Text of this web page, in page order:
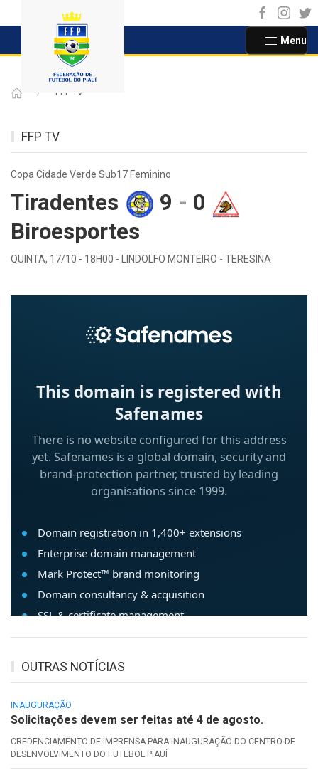
Menu
FFP TV
FFP TV
Copa Cidade Verde Sub17 Feminino
Tiradentes 9 - 0
Biroesportes
QUINTA, 17/10 - 18H00 - LINDOLFO MONTEIRO - TERESINA
OUTRAS NOTÍCIAS
INAUGURAÇÃO
Solicitações devem ser feitas até 4 de agosto.
CREDENCIAMENTO DE IMPRENSA PARA INAUGURAÇÃO DO CENTRO DE
DESENVOLVIMENTO DO FUTEBOL PIAUÍ